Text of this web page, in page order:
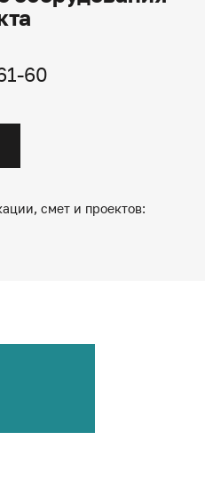
60
смет и проектов: